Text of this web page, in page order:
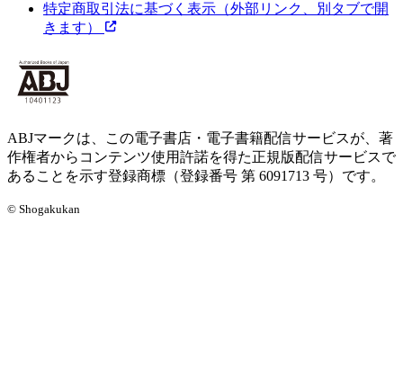
特定商取引法に基づく表示 （外部リンク、別タブで開
きます）
ABJマークは、この電子書店・電子書籍配信サービスが、著
作権者からコンテンツ使用許諾を得た正規版配信サービスで
あることを示す登録商標（登録番号 第 6091713 号）です。
© Shogakukan